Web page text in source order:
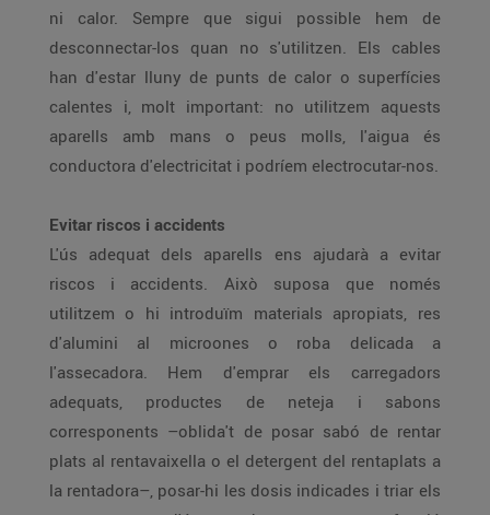
ni calor. Sempre que sigui possible hem de
desconnectar-los quan no s'utilitzen. Els cables
han d'estar lluny de punts de calor o superfícies
calentes i, molt important: no utilitzem aquests
aparells amb mans o peus molls, l'aigua és
conductora d'electricitat i podríem electrocutar-nos.
Evitar riscos i accidents
L'ús adequat dels aparells ens ajudarà a evitar
riscos i accidents. Això suposa que només
utilitzem o hi introduïm materials apropiats, res
d'alumini al microones o roba delicada a
l'assecadora. Hem d'emprar els carregadors
adequats, productes de neteja i sabons
corresponents –oblida't de posar sabó de rentar
plats al rentavaixella o el detergent del rentaplats a
la rentadora–, posar-hi les dosis indicades i triar els